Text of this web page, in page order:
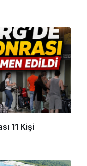
11 Kişi